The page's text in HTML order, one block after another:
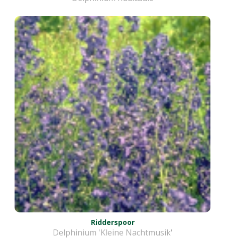
Ridderspoor
Delphinium 'Kleine Nachtmusik'